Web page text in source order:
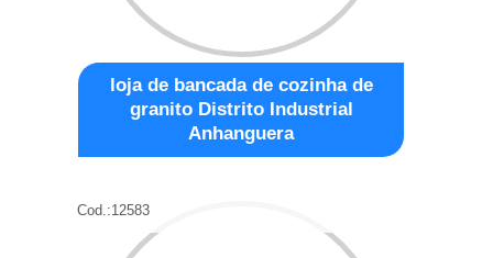
loja de bancada de cozinha de
granito Distrito Industrial
Anhanguera
Cod.:12583